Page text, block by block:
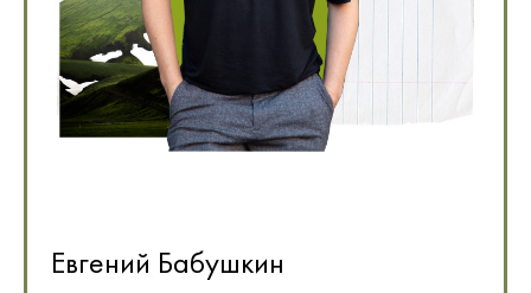
Евгений Бабушкин